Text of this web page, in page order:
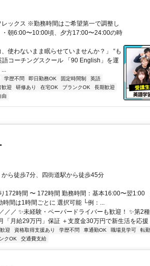
ックス ※勤務時間はご希望第一で調整し
朝6:00〜10:00頃、夕方17:00〜24:00の時
使わないまま眠らせていませんか？」 “も
コーチングスクール 「90 English」を運
...
学歴不問 即日勤務OK 固定時間制
英語
歓迎 研修あり 在宅OK ブランクOK
長期歓迎
由
ら徒歩7分、四街道駅から徒歩45分
172時間 〜 172時間 勤務時間：基本16:00〜翌1:00
時間は1時間ごとに 選択可能 └例：...
／／ ✨未経験・ペーパードライバーも歓迎！ ✨第2
「月給29万円」保証 ＋支度金30万円で新生活を応援
迎 資格取得支援あり 学歴不問 車通勤OK 職場見学可 転勤
クOK 交通費支給